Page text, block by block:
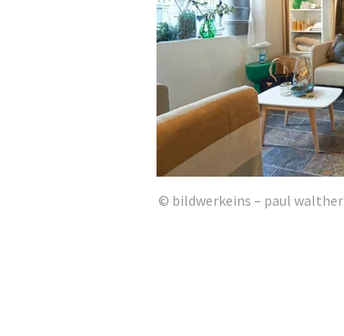
© bildwerkeins – paul walther